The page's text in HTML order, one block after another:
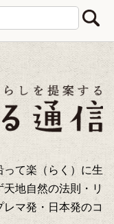
って楽（らく）に生
地自然の法則・リ
マ発・日本発のコ